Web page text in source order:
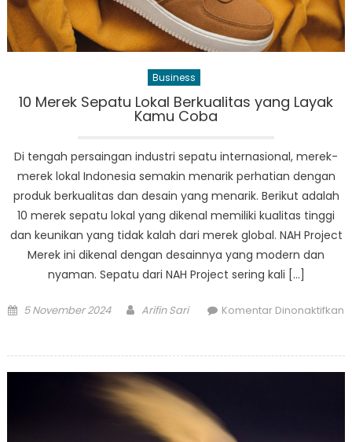
Jualan
Business
10 Merek Sepatu Lokal Berkualitas yang Layak
Kamu Coba
Di tengah persaingan industri sepatu internasional, merek-
merek lokal Indonesia semakin menarik perhatian dengan
produk berkualitas dan desain yang menarik. Berikut adalah
10 merek sepatu lokal yang dikenal memiliki kualitas tinggi
dan keunikan yang tidak kalah dari merek global. NAH Project
Merek ini dikenal dengan desainnya yang modern dan
nyaman. Sepatu dari NAH Project sering kali […]
Posted
5 November 2024 Author
Arifin Sari
Komentar Dinonaktifkan
Sepatu
Lokal
Berkualitas
yang